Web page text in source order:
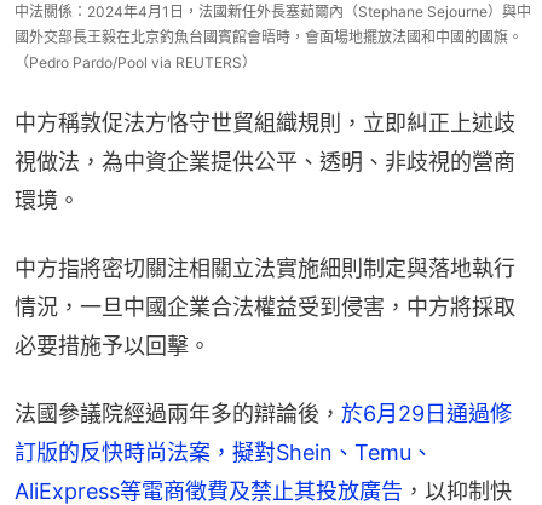
中法關係：2024年4月1日，法國新任外長塞茹爾內（Stephane Sejourne）與中
國外交部長王毅在北京釣魚台國賓館會晤時，會面場地擺放法國和中國的國旗。
（Pedro Pardo/Pool via REUTERS）
中方稱敦促法方恪守世貿組織規則，立即糾正上述歧
視做法，為中資企業提供公平、透明、非歧視的營商
環境。
中方指將密切關注相關立法實施細則制定與落地執行
情況，一旦中國企業合法權益受到侵害，中方將採取
必要措施予以回擊。
法國參議院經過兩年多的辯論後， 於6月29日通過修
訂版的反快時尚法案，擬對Shein、Temu、
AliExpress等電商徵費及禁止其投放廣告 ，以抑制快